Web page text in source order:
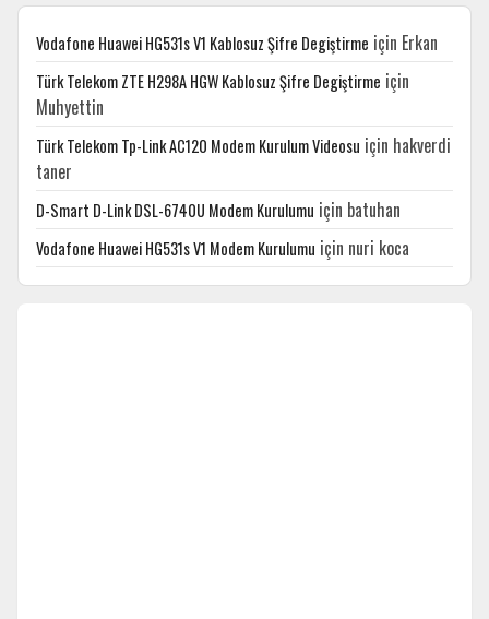
Vodafone Huawei HG531s V1 Kablosuz Şifre Degiştirme için Erkan
Türk Telekom ZTE H298A HGW Kablosuz Şifre Degiştirme için
Muhyettin
Türk Telekom Tp-Link AC120 Modem Kurulum Videosu için hakverdi
taner
D-Smart D-Link DSL-6740U Modem Kurulumu için batuhan
Vodafone Huawei HG531s V1 Modem Kurulumu için nuri koca